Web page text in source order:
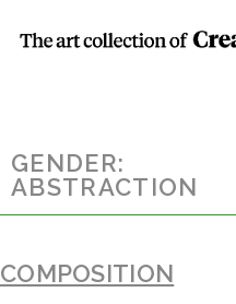
Menú
GENDER:
ABSTRACTION
COMPOSITION